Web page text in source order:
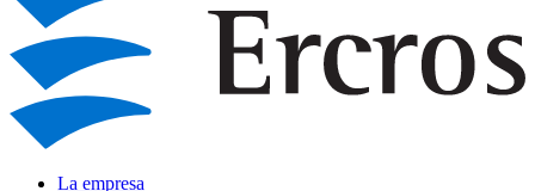
La empresa